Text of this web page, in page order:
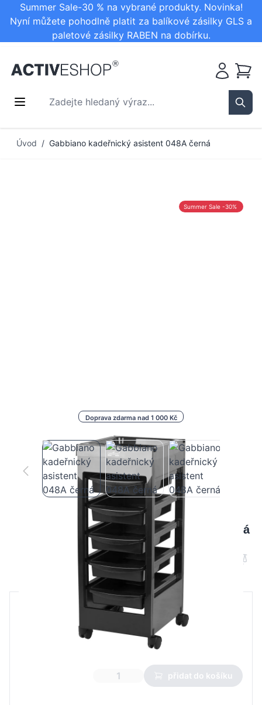
Summer Sale-30 % na vybrané produkty. Novinka!
Nyní můžete pohodlně platit za balíkové zásilky GLS a
paletové zásilky RABEN na dobírku.
Zadejte hledaný výraz...
Košík
Úvod / Gabbiano kadeřnický asistent 048A černá
Doprava zdarma nad 1 000 Kč
Summer Sale -30%
Gabbiano kadeřnický asistent 048A černá
B2B cena Maloobchodní cena
1 121,38 Kč
784,95 Kč
Nejnižší cena z 30 dnů před slevou:
přidat do košíku